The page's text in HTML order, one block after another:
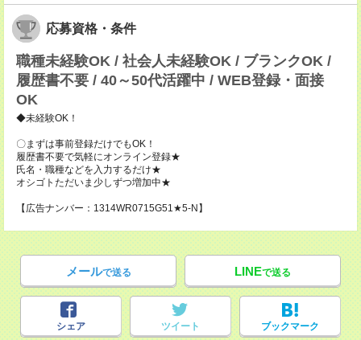
応募資格・条件
職種未経験OK / 社会人未経験OK / ブランクOK /
履歴書不要 / 40～50代活躍中 / WEB登録・面接
OK
◆未経験OK！
〇まずは事前登録だけでもOK！
履歴書不要で気軽にオンライン登録★
氏名・職種などを入力するだけ★
オシゴトただいま少しずつ増加中★
【広告ナンバー：1314WR0715G51★5-N】
メールで送る LINEで送る
シェア ツイート ブックマーク